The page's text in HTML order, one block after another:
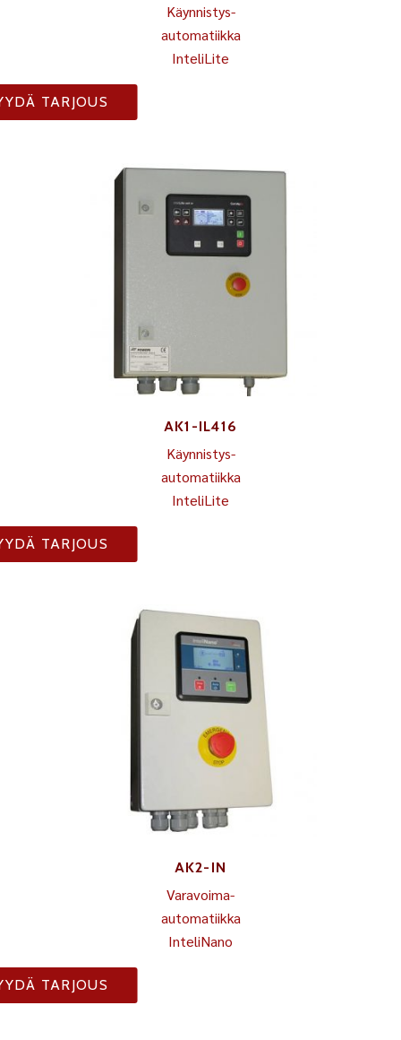
Käynnistys-
automatiikka
InteliLite
TARJOUS
AK1-IL416
Käynnistys-
automatiikka
InteliLite
TARJOUS
AK2-IN
Varavoima-
automatiikka
InteliNano
TARJOUS